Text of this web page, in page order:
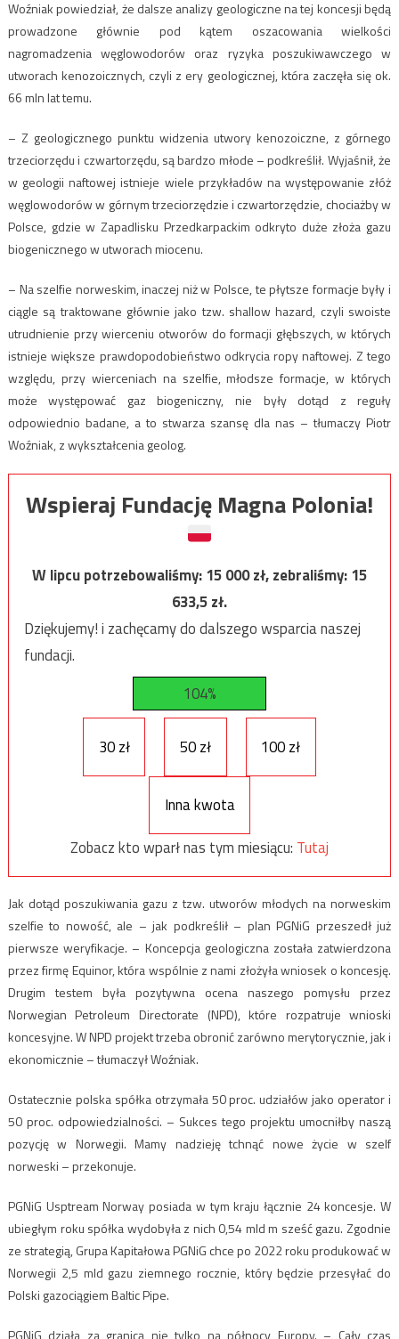
Woźniak powiedział, że dalsze analizy geologiczne na tej koncesji będą
prowadzone głównie pod kątem oszacowania wielkości
nagromadzenia węglowodorów oraz ryzyka poszukiwawczego w
utworach kenozoicznych, czyli z ery geologicznej, która zaczęła się ok.
66 mln lat temu.
– Z geologicznego punktu widzenia utwory kenozoiczne, z górnego
trzeciorzędu i czwartorzędu, są bardzo młode – podkreślił. Wyjaśnił, że
w geologii naftowej istnieje wiele przykładów na występowanie złóż
węglowodorów w górnym trzeciorzędzie i czwartorzędzie, chociażby w
Polsce, gdzie w Zapadlisku Przedkarpackim odkryto duże złoża gazu
biogenicznego w utworach miocenu.
– Na szelfie norweskim, inaczej niż w Polsce, te płytsze formacje były i
ciągle są traktowane głównie jako tzw. shallow hazard, czyli swoiste
utrudnienie przy wierceniu otworów do formacji głębszych, w których
istnieje większe prawdopodobieństwo odkrycia ropy naftowej. Z tego
względu, przy wierceniach na szelfie, młodsze formacje, w których
może występować gaz biogeniczny, nie były dotąd z reguły
odpowiednio badane, a to stwarza szansę dla nas – tłumaczy Piotr
Woźniak, z wykształcenia geolog.
Wspieraj Fundację Magna Polonia!
W lipcu potrzebowaliśmy:15 000zł, zebraliśmy:15
633,5zł.
Dziękujemy! i zachęcamy do dalszego wsparcia naszej
fundacji.
104%
30 zł 50 zł 100 zł
Inna kwota
Zobacz kto wparł nas tym miesiącu: Tutaj
Jak dotąd poszukiwania gazu z tzw. utworów młodych na norweskim
szelfie to nowość, ale – jak podkreślił – plan PGNiG przeszedł już
pierwsze weryfikacje. – Koncepcja geologiczna została zatwierdzona
przez firmę Equinor, która wspólnie z nami złożyła wniosek o koncesję.
Drugim testem była pozytywna ocena naszego pomysłu przez
Norwegian Petroleum Directorate (NPD), które rozpatruje wnioski
koncesyjne. W NPD projekt trzeba obronić zarówno merytorycznie, jak i
ekonomicznie – tłumaczył Woźniak.
Ostatecznie polska spółka otrzymała 50 proc. udziałów jako operator i
50 proc. odpowiedzialności. – Sukces tego projektu umocniłby naszą
pozycję w Norwegii. Mamy nadzieję tchnąć nowe życie w szelf
norweski – przekonuje.
PGNiG Usptream Norway posiada w tym kraju łącznie 24 koncesje. W
ubiegłym roku spółka wydobyła z nich 0,54 mld m sześć gazu. Zgodnie
ze strategią, Grupa Kapitałowa PGNiG chce po 2022 roku produkować w
Norwegii 2,5 mld gazu ziemnego rocznie, który będzie przesyłać do
Polski gazociągiem Baltic Pipe.
PGNiG działa za granicą nie tylko na północy Europy. – Cały czas